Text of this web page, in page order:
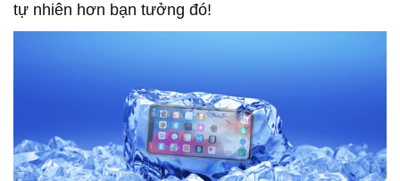
tự nhiên hơn bạn tưởng đó!